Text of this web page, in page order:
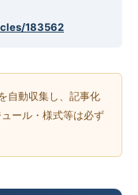
183562
自動収集し、記事化
ール・様式等は必ず